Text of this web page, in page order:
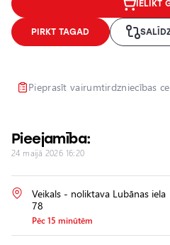
IELIKT
PIRKT TAGAD
Pieprasīt vairumtirdzniecības
Pieejamība:
24 maijā 2026 16:20
Veikals - noliktava Lubānas iela
78
Pēc 15 minūtēm
Lukturu
pulēšana
uzstādīšana